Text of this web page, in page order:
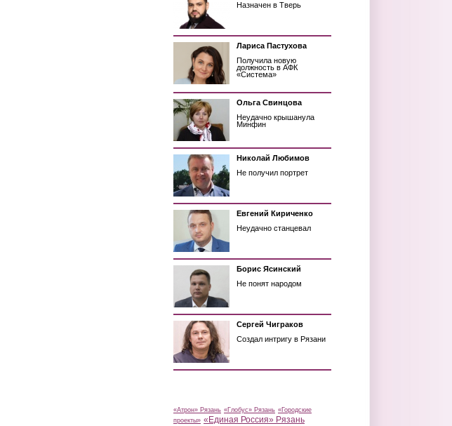
Назначен в Тверь
Лариса Пастухова
Получила новую
должность в АФК
«Система»
Ольга Свинцова
Неудачно крышанула
Минфин
Николай Любимов
Не получил портрет
Евгений Кириченко
Неудачно станцевал
Борис Ясинский
Не понят народом
Сергей Чиграков
Создал интригу в Рязани
«Атрон» Рязань «Глобус» Рязань «Городские
проекты» «Единая Россия» Рязань